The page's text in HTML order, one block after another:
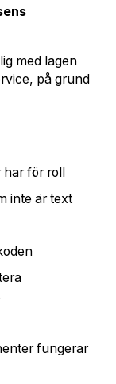
med lagen
på grund
har för roll
inte är text
fungerar